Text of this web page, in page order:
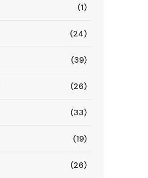
(1)
(24)
(39)
(26)
(33)
(19)
(26)